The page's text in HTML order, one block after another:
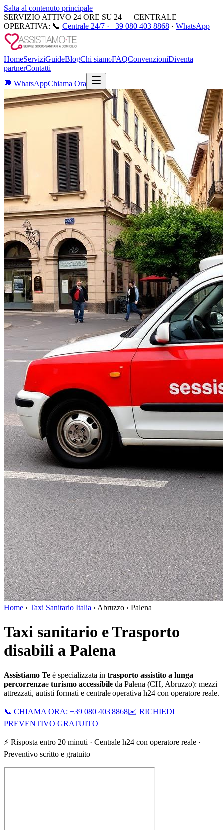
Salta al contenuto principale
SERVIZIO ATTIVO 24 ORE SU 24 — CENTRALE
OPERATIVA: 📞 Centrale 24/7 · +39 080 403 8868 · WhatsApp
HomeServiziGuideBlogChi siamoFAQConvenzioniDiventa
partnerContatti
💬 WhatsAppChiama Ora
Home › Taxi Sanitario Italia › Abruzzo › Palena
Taxi sanitario e Trasporto
disabili a Palena
Assistiamo Te è specializzata in trasporto assistito a lunga
percorrenzae turismo accessibile da Palena (CH, Abruzzo): mezzi
attrezzati, autisti formati e centrale operativa h24 con operatore reale.
📞 CHIAMA ORA: +39 080 403 8868✉️ RICHIEDI
PREVENTIVO GRATUITO
⚡ Risposta entro 20 minuti · Centrale h24 con operatore reale ·
Preventivo scritto e gratuito